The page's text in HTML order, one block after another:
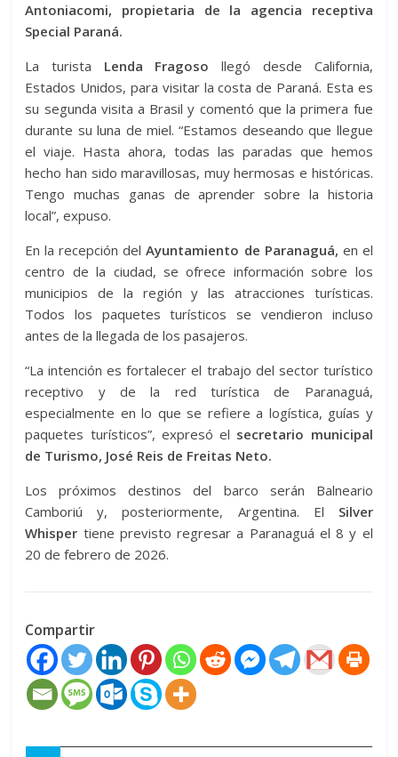
Antoniacomi, propietaria de la agencia receptiva
Special Paraná.
La turista Lenda Fragoso llegó desde California,
Estados Unidos, para visitar la costa de Paraná. Esta es
su segunda visita a Brasil y comentó que la primera fue
durante su luna de miel. “Estamos deseando que llegue
el viaje. Hasta ahora, todas las paradas que hemos
hecho han sido maravillosas, muy hermosas e históricas.
Tengo muchas ganas de aprender sobre la historia
local”, expuso.
En la recepción del Ayuntamiento de Paranaguá, en el
centro de la ciudad, se ofrece información sobre los
municipios de la región y las atracciones turísticas.
Todos los paquetes turísticos se vendieron incluso
antes de la llegada de los pasajeros.
“La intención es fortalecer el trabajo del sector turístico
receptivo y de la red turística de Paranaguá,
especialmente en lo que se refiere a logística, guías y
paquetes turísticos”, expresó el secretario municipal
de Turismo, José Reis de Freitas Neto.
Los próximos destinos del barco serán Balneario
Camboriú y, posteriormente, Argentina. El Silver
Whisper tiene previsto regresar a Paranaguá el 8 y el
20 de febrero de 2026.
Compartir